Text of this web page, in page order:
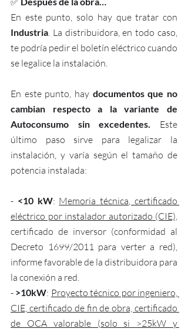
Industria. La distribuidora, en todo caso,
te podría pedir el boletín eléctrico cuando
se legalice la instalación.
En este punto, hay documentos que no
cambian respecto a la variante de
Autoconsumo sin excedentes. Este
último paso sirve para legalizar la
instalación, y varía según el tamaño de
potencia instalada:
- <10 kW: Memoria técnica, certificado
eléctrico por instalador autorizado (CIE),
certificado de inversor (conformidad al
Decreto 1699/2011 para verter a red),
informe favorable de la distribuidora para
la conexión a red.
- >10kW: Proyecto técnico por ingeniero,
CIE, certificado de fin de obra, certificado
de OCA valorable (solo si >25kW y